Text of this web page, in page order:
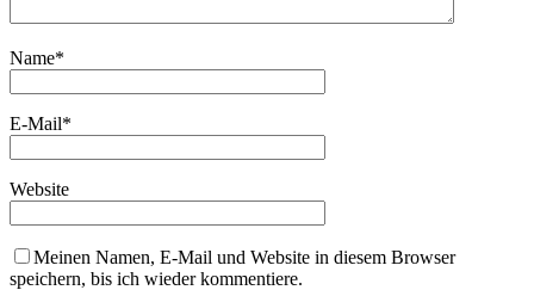
Name*
E-Mail*
Website
Meinen Namen, E-Mail und Website in diesem Browser
speichern, bis ich wieder kommentiere.